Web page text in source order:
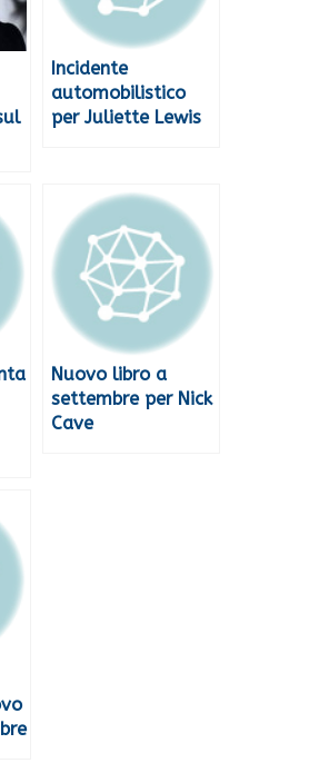
Incidente
automobilistico
per Juliette Lewis
Nuovo libro a
settembre per Nick
Cave